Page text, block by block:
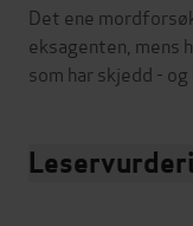
Det ene
eksagenten, mens